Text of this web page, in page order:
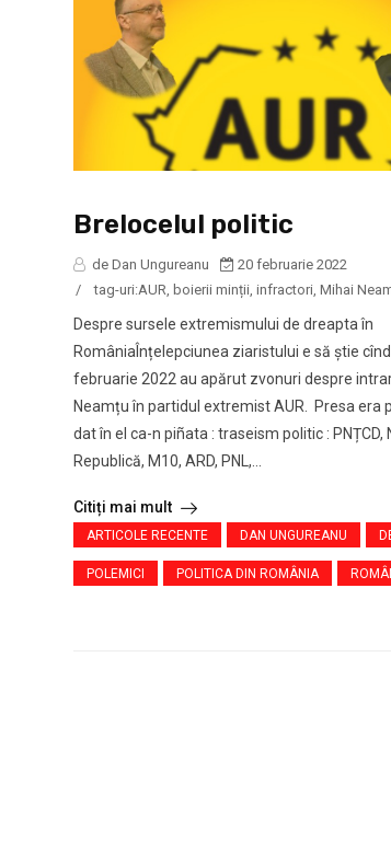
Brelocelul politic
de Dan Ungureanu
20 februarie 2022
/
tag-uri:AUR boierii minții infractori Mihai
Despre sursele extremismului de dreapta în
RomâniaÎnțelepciunea ziaristului e să știe cînd
februarie 2022 au apărut zvonuri despre
Neamțu în partidul extremist AUR. Presa era
dat în el ca-n piñata : traseism politic : PNȚCD,
Republică, M10, ARD, PNL,...
Citiți mai mult
ARTICOLE RECENTE DAN UNGUREANU
POLEMICI POLITICA DIN ROMÂNIA